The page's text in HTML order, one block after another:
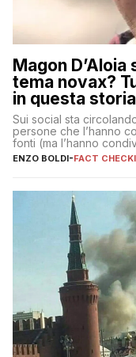
Magon
tema novax?
in questa storia
Sui social sta
persone che l’hanno
fonti (ma l’hanno
ENZO BOLDI-FACT